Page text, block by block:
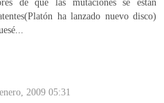
ha lanzado nuevo disco)
2009 05:31